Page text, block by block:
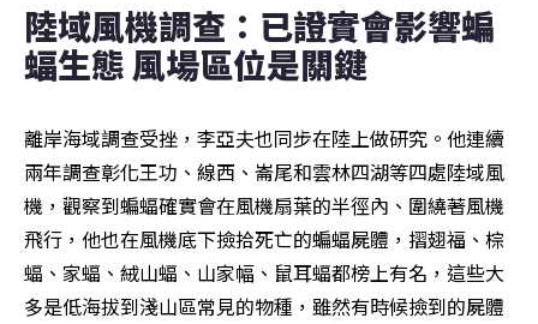
陸域風機調查：已證實會影響蝙
蝠生態 風場區位是關鍵
離岸海域調查受挫，李亞夫也同步在陸上做研究。他連續
兩年調查彰化王功、線西、崙尾和雲林四湖等四處陸域風
機，觀察到蝙蝠確實會在風機扇葉的半徑內、圍繞著風機
飛行，他也在風機底下撿拾死亡的蝙蝠屍體，摺翅福、棕
蝠、家蝠、絨山蝠、山家幅、鼠耳蝠都榜上有名，這些大
多是低海拔到淺山區常見的物種，雖然有時候撿到的屍體